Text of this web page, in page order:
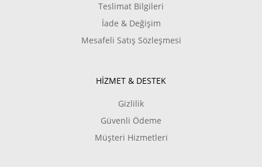
Teslimat Bilgileri
İade & Değişim
Mesafeli Satış Sözleşmesi
HİZMET & DESTEK
Gizlilik
Güvenli Ödeme
Müşteri Hizmetleri